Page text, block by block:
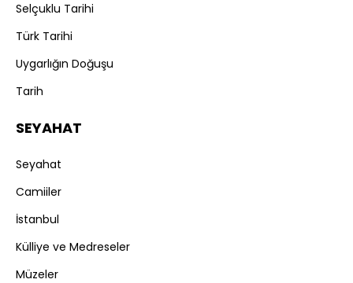
Selçuklu Tarihi
Türk Tarihi
Uygarlığın Doğuşu
Tarih
SEYAHAT
Seyahat
Camiiler
İstanbul
Külliye ve Medreseler
Müzeler